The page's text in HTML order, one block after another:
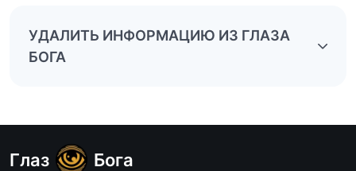
УДАЛИТЬ ИНФОРМАЦИЮ ИЗ ГЛАЗА
БОГА
Глаз Бога